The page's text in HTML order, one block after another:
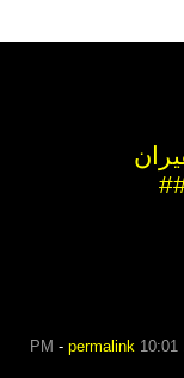
10:01 PM
- permalink